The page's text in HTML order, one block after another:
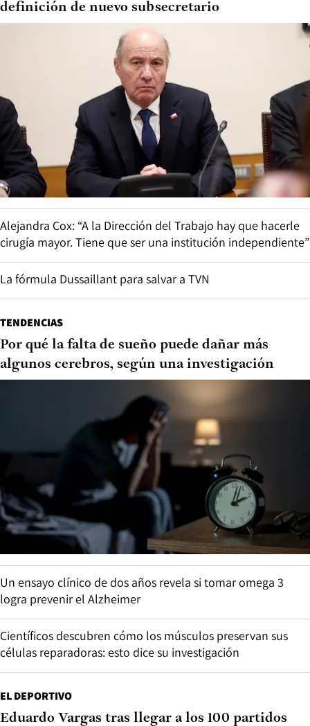
definición de nuevo subsecretario
Alejandra Cox: “A la Dirección del Trabajo hay que hacerle
cirugía mayor. Tiene que ser una institución independiente”
La fórmula Dussaillant para salvar a TVN
TENDENCIAS
Por qué la falta de sueño puede dañar más
algunos cerebros, según una investigación
Un ensayo clínico de dos años revela si tomar omega 3
logra prevenir el Alzheimer
Científicos descubren cómo los músculos preservan sus
células reparadoras: esto dice su investigación
EL DEPORTIVO
Eduardo Vargas tras llegar a los 100 partidos